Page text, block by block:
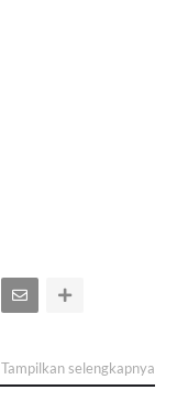
Tampilkan selengkapnya